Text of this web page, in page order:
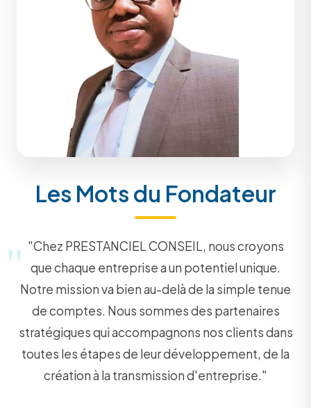
Les Mots du Fondateur
"Chez PRESTANCIEL CONSEIL, nous croyons
que chaque entreprise a un potentiel unique.
Notre mission va bien au-delà de la simple tenue
de comptes. Nous sommes des partenaires
stratégiques qui accompagnons nos clients dans
toutes les étapes de leur développement, de la
création à la transmission d'entreprise."